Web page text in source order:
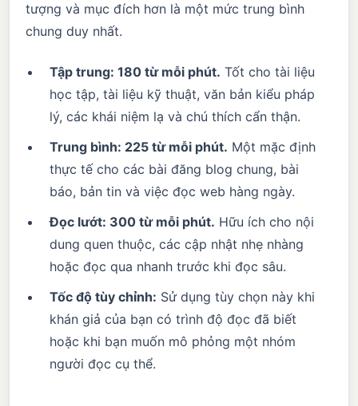
tượng và mục đích hơn là một mức trung bình
chung duy nhất.
Tập trung: 180 từ mỗi phút. Tốt cho tài liệu
học tập, tài liệu kỹ thuật, văn bản kiểu pháp
lý, các khái niệm lạ và chú thích cẩn thận.
Trung bình: 225 từ mỗi phút. Một mặc định
thực tế cho các bài đăng blog chung, bài
báo, bản tin và việc đọc web hàng ngày.
Đọc lướt: 300 từ mỗi phút. Hữu ích cho nội
dung quen thuộc, các cập nhật nhẹ nhàng
hoặc đọc qua nhanh trước khi đọc sâu.
Tốc độ tùy chỉnh: Sử dụng tùy chọn này khi
khán giả của bạn có trình độ đọc đã biết
hoặc khi bạn muốn mô phỏng một nhóm
người đọc cụ thể.